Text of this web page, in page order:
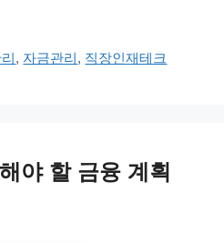
, 자금관리 , 직장인재테크
야 할 금융 계획